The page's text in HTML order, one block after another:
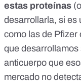
estas proteínas
desarrollarla, si es
como las de Pfizer
que desarrollamos
anticuerpo que
mercado no